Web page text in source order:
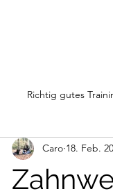
Richtig gutes
Mantrailing
Caro 18. Feb.